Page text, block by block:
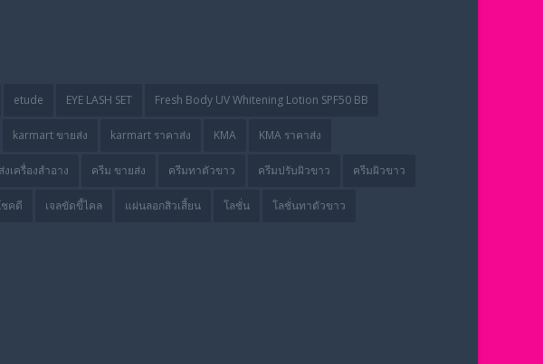
etude EYE LASH SET Fresh Body UV Whitening Lotion SPF50 BB
karmart ขายส่ง karmart ราคาส่ง KMA KMA ราคาส่ง
เครื่องสำอาง ครีม ขายส่ง ครีมทาตัวขาว ครีมปรับผิวขาว ครีมผิวขาว
ชคดี เจลขัดขี้ไคล แผ่นลอกสิวเสี้ยน โลชั่น โลชั่นทาตัวขาว